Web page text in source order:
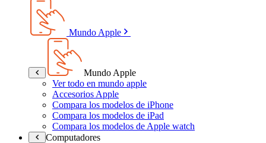
Mundo Apple
Mundo Apple
Ver todo en mundo apple
Accesorios Apple
Compara los modelos de iPhone
Compara los modelos de iPad
Compara los modelos de Apple watch
Computadores